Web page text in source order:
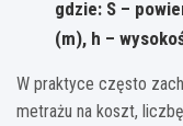
gdzie: S –
(m), h –
W praktyce często
metrażu na koszt,